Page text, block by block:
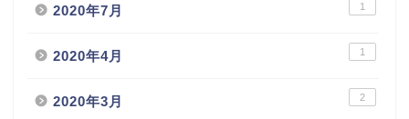
2020年7月 1
2020年4月 1
2020年3月 2